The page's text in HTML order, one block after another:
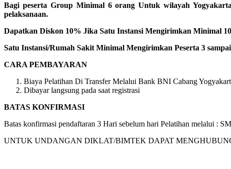
Bagi peserta Group Minimal 6 orang Untuk wilayah
pelaksanaan.
Dapatkan Diskon 10% Jika Satu Instansi Mengirimkan Minimal
Satu Instansi/Rumah Sakit Minimal Mengirimkan Peserta 3
CARA PEMBAYARAN
Biaya Pelatihan Di Transfer Melalui Bank BNI Cabang
Dibayar langsung pada saat registrasi
BATAS KONFIRMASI
Batas konfirmasi pendaftaran 3 Hari sebelum hari Pelatihan melalui :
UNTUK UNDANGAN DIKLAT/BIMTEK DAPAT